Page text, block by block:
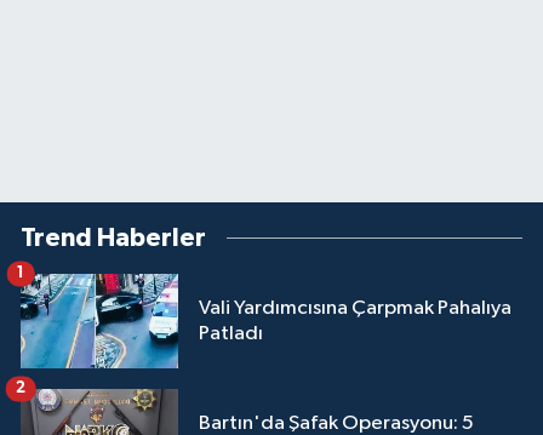
Trend Haberler
Vali Yardımcısına Çarpmak Pahalıya
Patladı
1
Bartın'da Şafak Operasyonu: 5
2